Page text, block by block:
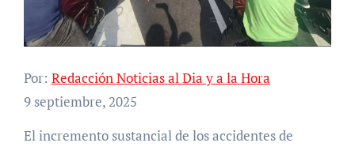
Por: Redacción Noticias al Dia y a la Hora
9 septiembre, 2025
El incremento sustancial de los accidentes de